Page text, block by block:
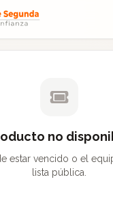
no
estar vencido o el
lista pública.